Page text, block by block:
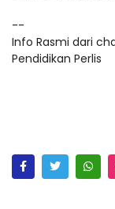
--
Info Rasmi dari
Pendidikan Perlis